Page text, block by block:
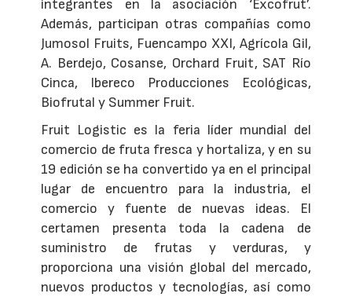
integrantes en la asociación ‘Excofrut’.
Además, participan otras compañías como
Jumosol Fruits, Fuencampo XXI, Agrícola Gil,
A. Berdejo, Cosanse, Orchard Fruit, SAT Río
Cinca, Ibereco Producciones Ecológicas,
Biofrutal y Summer Fruit.
Fruit Logistic es la feria líder mundial del
comercio de fruta fresca y hortaliza, y en su
19 edición se ha convertido ya en el principal
lugar de encuentro para la industria, el
comercio y fuente de nuevas ideas. El
certamen presenta toda la cadena de
suministro de frutas y verduras, y
proporciona una visión global del mercado,
nuevos productos y tecnologías, así como